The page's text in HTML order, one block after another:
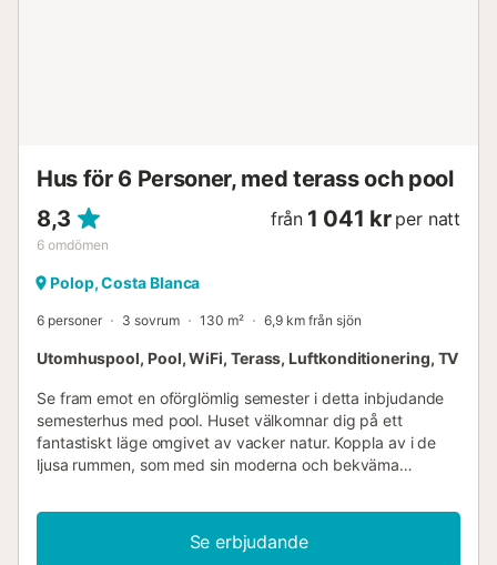
Hus för 6 Personer, med terass och pool
8,3
6 omdömen
från 1 041 kr per natt
Polop, Costa Blanca
6 personer 3 sovrum 130 m² 6,9 km från sjön
Utomhuspool, Pool, WiFi, Terass, Luftkonditionering, TV
Se fram emot en oförglömlig semester i detta inbjudande
semesterhus med pool. Huset välkomnar dig på ett
fantastiskt läge omgivet av vacker natur. Koppla av i de
ljusa rummen, som med sin moderna och bekväma
semesteravkoppling. Njut av måltiderna tillsammans med
utsikt över poolen. På kvällen kan du göra det bekvämt i
soffan, gå igenom dagens upplevelser och prata till sent
Se erbjudande